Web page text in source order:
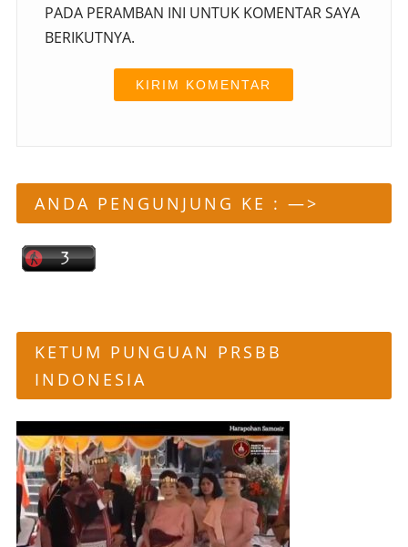
PADA PERAMBAN INI UNTUK KOMENTAR SAYA
BERIKUTNYA.
ANDA PENGUNJUNG KE : —>
KETUM PUNGUAN PRSBB
INDONESIA